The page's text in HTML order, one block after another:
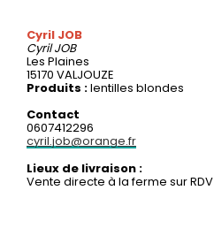
Cyril JOB
CyrilJOB
Les Plaines
15170 VALJOUZE
Produits :lentilles blondes
Contact
0607412296
cyril.job@orange.fr
Lieux de livraison :
Vente directe à la ferme sur RDV